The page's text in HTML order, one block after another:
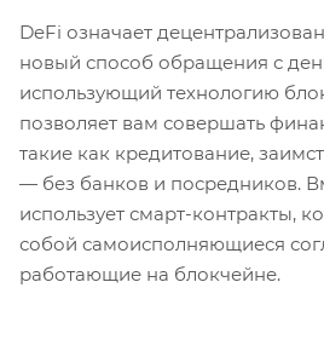
DeFi означает
новый способ обращения с
использующий технологию
позволяет вам совершать
такие как кредитование,
— без банков и посредников.
использует смарт-контракты,
собой самоисполняющиеся
работающие на блокчейне.